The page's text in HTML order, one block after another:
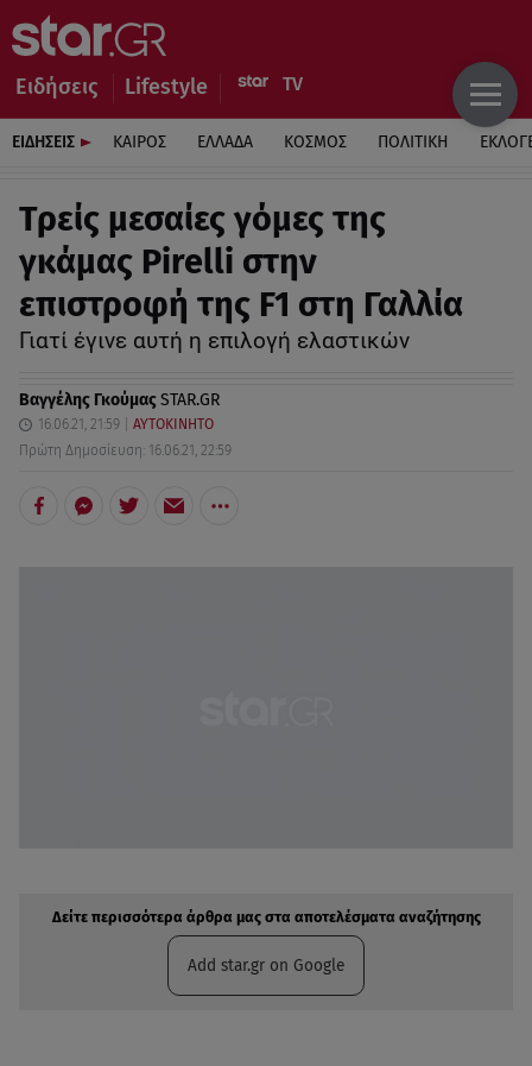
Ειδήσεις Lifestyle
ΕΙΔΗΣΕΙΣ ΚΑΙΡΟΣ ΕΛΛΑΔΑ ΚΟΣΜΟΣ ΠΟΛΙΤΙΚΗ
Τρείς μεσαίες γόμες της
γκάμας Pirelli στην
επιστροφή της F1 στη Γαλλία
Γιατί έγινε αυτή η επιλογή ελαστικών
Βαγγέλης ΓκούμαςSTAR.GR
16.06.21, 21:59
ΑΥΤΟΚΙΝΗΤΟ
Πρώτη Δημοσίευση: 16.06.21, 22:59
Δείτε περισσότερα άρθρα μας στα αποτελέσματα αναζήτησης
Add star.gr on Google